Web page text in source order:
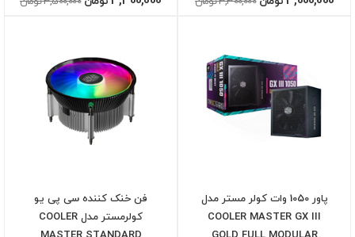
پاور 1050 وات کولر مستر مدل
COOLER MASTER GX III
فن خنک کننده سی پی یو
کولرمستر مدل COOLER